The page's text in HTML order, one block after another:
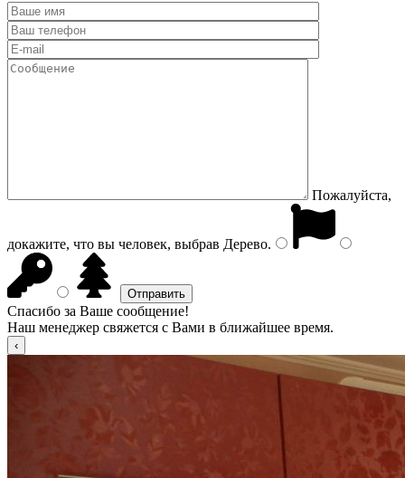
Пожалуйста,
докажите, что вы человек, выбрав Дерево.
Спасибо за Ваше сообщение!
Наш менеджер свяжется с Вами в ближайшее время.